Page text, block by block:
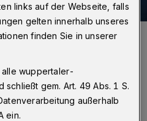
links auf der Webseite, falls
gelten innerhalb unseres
finden Sie in unserer
alle wuppertaler-
gem. Art. 49 Abs. 1 S.
außerhalb
ein.